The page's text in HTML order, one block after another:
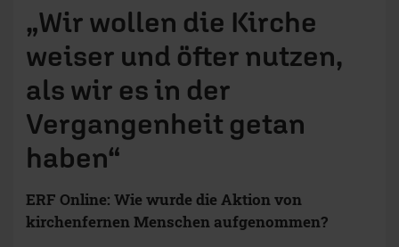
„Wir wollen die Kirche
weiser und öfter nutzen,
als wir es in der
Vergangenheit getan
haben“
ERF Online: Wie wurde die Aktion von
kirchenfernen Menschen aufgenommen?